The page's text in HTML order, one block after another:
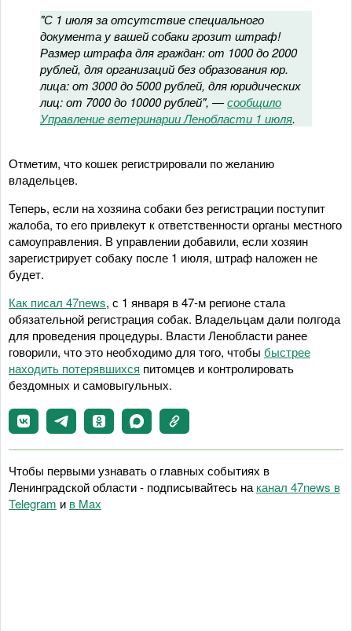
"С 1 июля за отсутствие специального
документа у вашей собаки грозит штраф!
Размер штрафа для граждан: от 1000 до 2000
рублей, для организаций без образования юр.
лица: от 3000 до 5000 рублей, для юридических
лиц: от 7000 до 10000 рублей", —сообщило
Управление ветеринарии Ленобласти 1 июля.
Отметим, что кошек регистрировали по желанию
владельцев.
Теперь, если на хозяина собаки без регистрации поступит
жалоба, то его привлекут к ответственности органы местного
самоуправления. В управлении добавили, если хозяин
зарегистрирует собаку после 1 июля, штраф наложен не
будет.
Как писал 47news, с 1 января в 47-м регионе стала
обязательной регистрация собак. Владельцам дали полгода
для проведения процедуры. Власти Ленобласти ранее
говорили, что это необходимо для того, чтобы быстрее
находить потерявшихся питомцев и контролировать
бездомных и самовыгульных.
Чтобы первыми узнавать о главных событиях в
Ленинградской области - подписывайтесь на канал 47news в
Telegram и в Maх